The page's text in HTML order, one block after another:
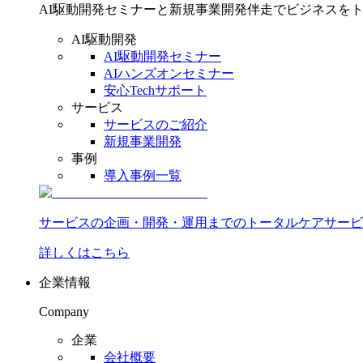
AI駆動開発セミナーと新規事業開発伴走でビジネスを
AI駆動開発
AI駆動開発セミナー
AIハンズオンセミナー
安心Techサポート
サービス
サービスのご紹介
新規事業開発
事例
導入事例一覧
サービスの企画・開発・運用までのトータルケアサー
詳しくはこちら
企業情報
Company
企業
会社概要